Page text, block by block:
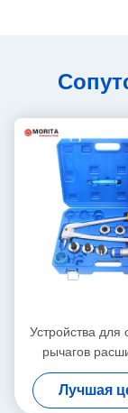
Устройства для
рычагов
трубки
Лучшая